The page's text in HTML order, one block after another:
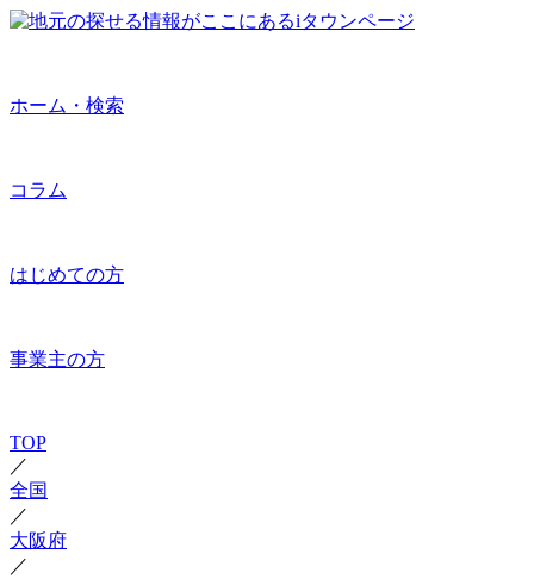
ホーム・検索
コラム
はじめての方
事業主の方
TOP
／
全国
／
大阪府
／